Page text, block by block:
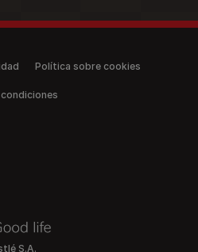
S.A.
Política sobre cookies